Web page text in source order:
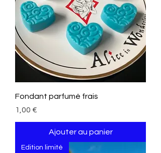
Fondant parfumé frais
Prix
1,00 €
Ajouter au panier
Edition limité